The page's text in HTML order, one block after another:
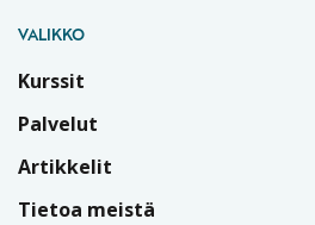
VALIKKO
Kurssit
Palvelut
Artikkelit
Tietoa meistä